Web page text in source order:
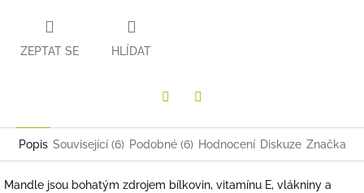
ZEPTAT SE HLÍDAT
Popis Související (6) Podobné (6) Hodnocení Diskuze Značka
Mandle jsou bohatým zdrojem bílkovin, vitamínu E, vlákniny a